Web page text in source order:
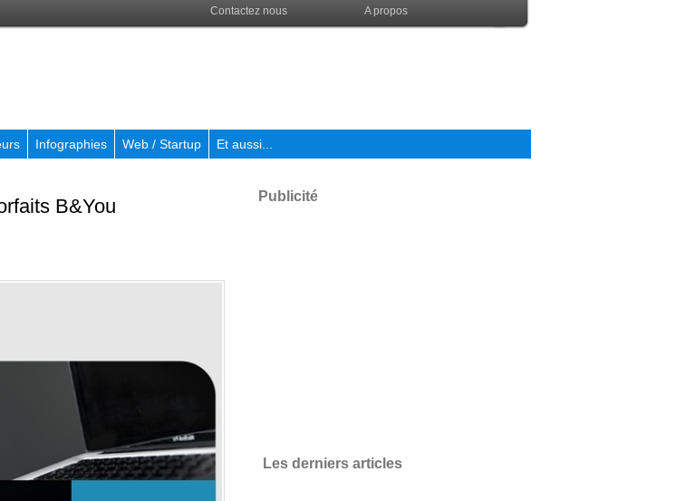
Contactez nous A propos
Infographies Web / Startup Et aussi...
B&You Publicité
Les derniers articles